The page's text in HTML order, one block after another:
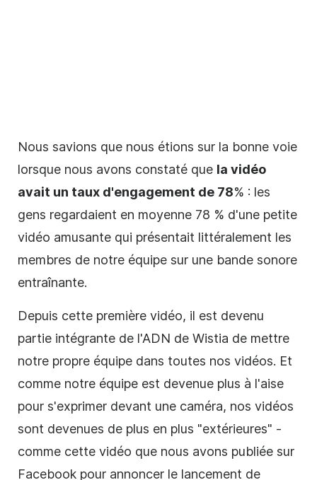
Nous savions que nous étions sur la bonne voie
lorsque nous avons constaté que la vidéo
avait un taux d'engagement de 78% : les
gens regardaient en moyenne 78 % d'une petite
vidéo amusante qui présentait littéralement les
membres de notre équipe sur une bande sonore
entraînante.
Depuis cette première vidéo, il est devenu
partie intégrante de l'ADN de Wistia de mettre
notre propre équipe dans toutes nos vidéos. Et
comme notre équipe est devenue plus à l'aise
pour s'exprimer devant une caméra, nos vidéos
sont devenues de plus en plus "extérieures" -
comme cette vidéo que nous avons publiée sur
Facebook pour annoncer le lancement de